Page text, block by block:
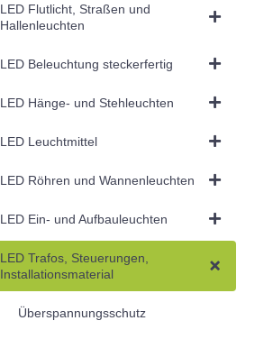
LED Flutlicht, Straßen und
Hallenleuchten
LED Beleuchtung steckerfertig
LED Hänge- und Stehleuchten
LED Leuchtmittel
LED Röhren und Wannenleuchten
LED Ein- und Aufbauleuchten
LED Trafos, Steuerungen,
Installationsmaterial
Überspannungsschutz